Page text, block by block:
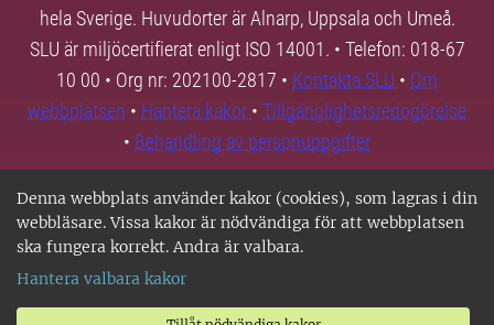
Denna webbplats använder kakor (cookies), som lagras i din
webbläsare. Vissa kakor är nödvändiga för att webbplatsen
ska fungera korrekt. Andra är valbara.
Hantera valbara kakor
hela Sverige. Huvudorter är Alnarp, Uppsala och Umeå.
SLU är miljöcertifierat enligt ISO 14001. • Telefon: 018-67
10 00 • Org nr: 202100-2817 • Kontakta SLU • Om
webbplatsen • Hantera kakor • Tillgänglighetsredogörelse
• Behandling av personuppgifter